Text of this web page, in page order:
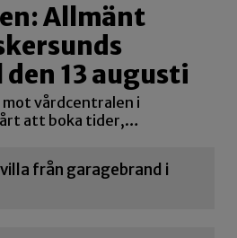
Allmänt
13 augusti
vårdcentralen i
att boka tider,…
från garagebrand i